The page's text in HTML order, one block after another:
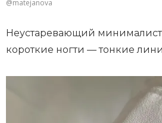
@matejanova
Неустаревающий
короткие ногти — тонкие